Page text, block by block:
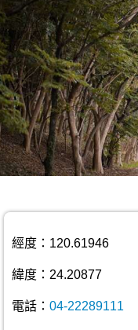
經度：120.61946
緯度：24.20877
電話： 04-22289111